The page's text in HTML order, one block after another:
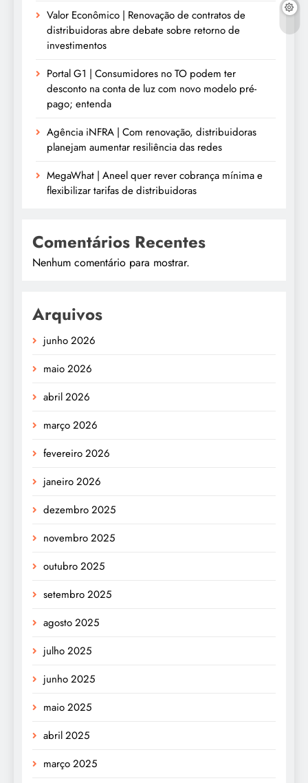
Valor Econômico | Renovação de contratos de
distribuidoras abre debate sobre retorno de
investimentos
Portal G1 | Consumidores no TO podem ter
desconto na conta de luz com novo modelo pré-
pago; entenda
Agência iNFRA | Com renovação, distribuidoras
planejam aumentar resiliência das redes
MegaWhat | Aneel quer rever cobrança mínima e
flexibilizar tarifas de distribuidoras
Comentários Recentes
Nenhum comentário para mostrar.
Arquivos
junho 2026
maio 2026
abril 2026
março 2026
fevereiro 2026
janeiro 2026
dezembro 2025
novembro 2025
outubro 2025
setembro 2025
agosto 2025
julho 2025
junho 2025
maio 2025
abril 2025
março 2025